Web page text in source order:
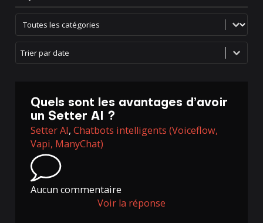
FAQs categories
Tier
Trier par date
Tier
Quels sont les avantages d’avoir
un Setter AI ?
Setter AI,Chatbots intelligents (Voiceflow,
Vapi, ManyChat)
Aucun commentaire
Voir la réponse